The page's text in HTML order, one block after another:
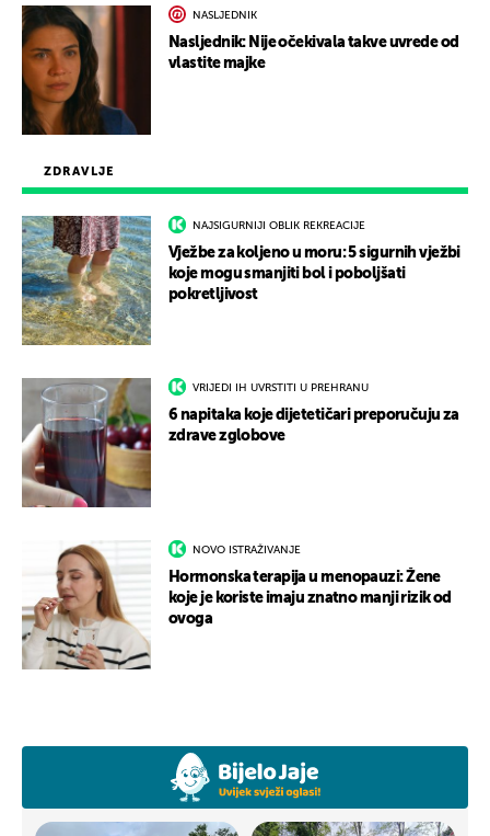
ZDRAVLJE
NAJSIGURNIJI OBLIK REKREACIJE
Vježbe za koljeno u moru: 5 sigurnih vježbi
koje mogu smanjiti bol i poboljšati
pokretljivost
VRIJEDI IH UVRSTITI U PREHRANU
6 napitaka koje dijetetičari preporučuju za
zdrave zglobove
NOVO ISTRAŽIVANJE
Hormonska terapija u menopauzi: Žene
koje je koriste imaju znatno manji rizik od
ovoga
NASLJEDNIK
Nasljednik: Nije očekivala takve uvrede od
vlastite majke